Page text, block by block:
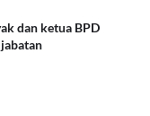
dan ketua BPD